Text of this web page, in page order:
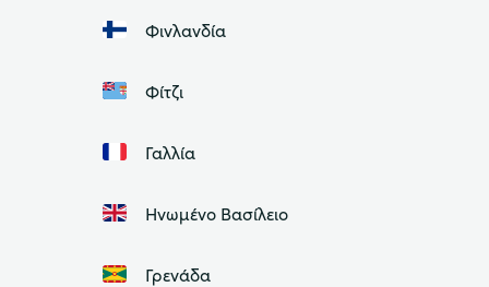
Φινλανδία
Φίτζι
Γαλλία
Ηνωμένο Βασίλειο
Γρενάδα